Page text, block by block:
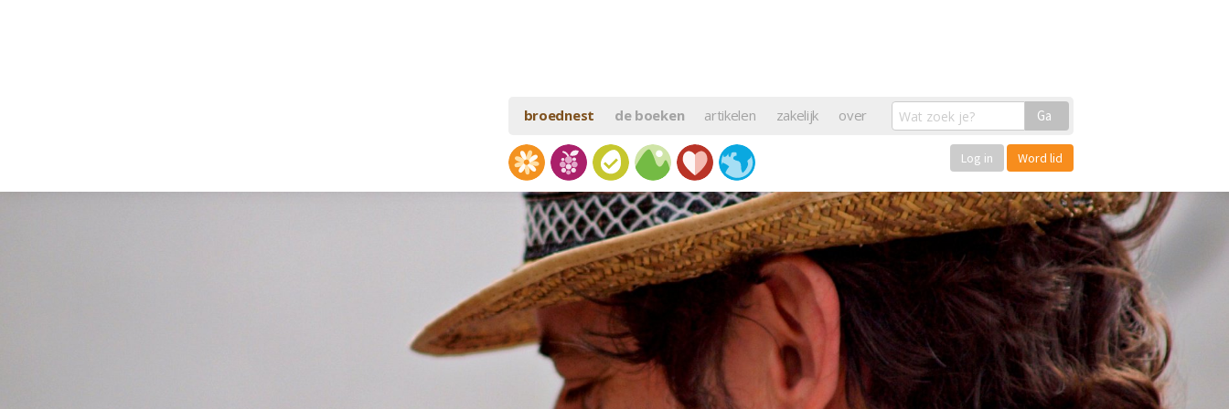
broednest de boeken artikelen zakelijk over Ga
Log in Word lid